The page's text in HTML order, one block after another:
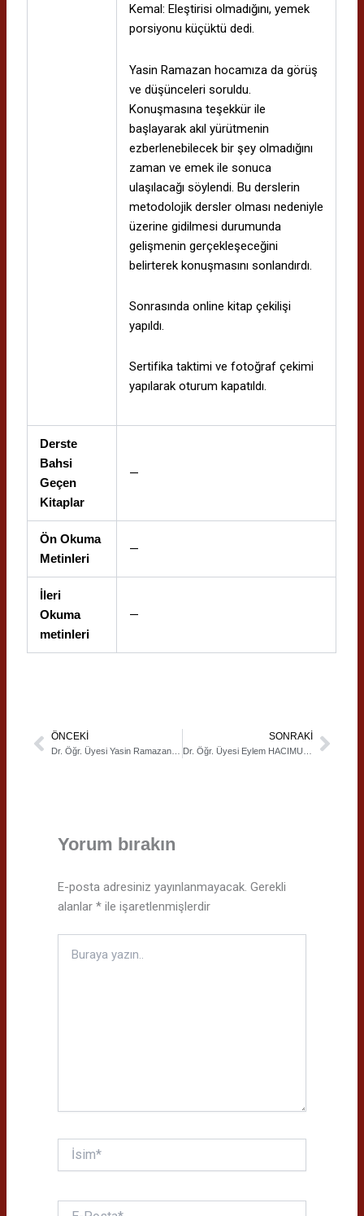
Kemal: Eleştirisi olmadığını, yemek
porsiyonu küçüktü dedi.
Yasin Ramazan hocamıza da görüş
ve düşünceleri soruldu.
Konuşmasına teşekkür ile
başlayarak akıl yürütmenin
ezberlenebilecek bir şey olmadığını
zaman ve emek ile sonuca
ulaşılacağı söylendi. Bu derslerin
metodolojik dersler olması nedeniyle
üzerine gidilmesi durumunda
gelişmenin gerçekleşeceğini
belirterek konuşmasını sonlandırdı.
Sonrasında online kitap çekilişi
yapıldı.
Sertifika taktimi ve fotoğraf çekimi
yapılarak oturum kapatıldı.
Derste
Bahsi
Geçen
Kitaplar
—
Ön Okuma
Metinleri
—
İleri
Okuma
metinleri
—
Prev
ÖNCEKI SONRAKINext
Yorum bırakın
E-posta adresiniz yayınlanmayacak. Gerekli
alanlar *ile işaretlenmişlerdir
yazın..
İsim*